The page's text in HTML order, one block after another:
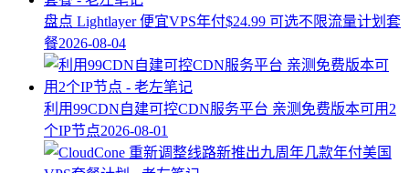
盘点 Lightlayer 便宜VPS年付$24.99 可选不限流量计划套
餐2026-08-04
利用99CDN自建可控CDN服务平台 亲测免费版本可用2
个IP节点2026-08-01